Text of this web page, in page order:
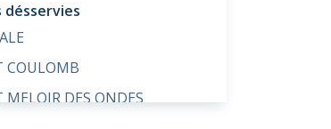
désservies
COULOMB
MELOIR DES ONDES